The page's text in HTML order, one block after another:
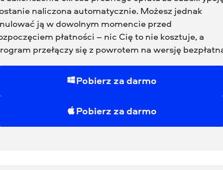
naliczona automatycznie. Możesz jednak
ją w dowolnym momencie przed
płatności – nic Cię to nie kosztuje, a
przełączy się z powrotem na wersję
Pobierz za darmo
Pobierz za darmo